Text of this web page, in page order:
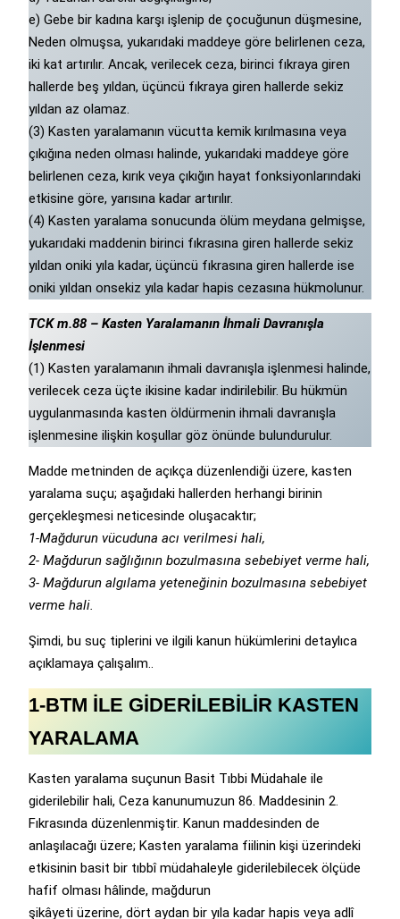
e) Gebe bir kadına karşı işlenip de çocuğunun düşmesine,
Neden olmuşsa, yukarıdaki maddeye göre belirlenen ceza,
iki kat artırılır. Ancak, verilecek ceza, birinci fıkraya giren
hallerde beş yıldan, üçüncü fıkraya giren hallerde sekiz
yıldan az olamaz.
(3) Kasten yaralamanın vücutta kemik kırılmasına veya
çıkığına neden olması halinde, yukarıdaki maddeye göre
belirlenen ceza, kırık veya çıkığın hayat fonksiyonlarındaki
etkisine göre, yarısına kadar artırılır.
(4) Kasten yaralama sonucunda ölüm meydana gelmişse,
yukarıdaki maddenin birinci fıkrasına giren hallerde sekiz
yıldan oniki yıla kadar, üçüncü fıkrasına giren hallerde ise
oniki yıldan onsekiz yıla kadar hapis cezasına hükmolunur.
TCK m.88 – Kasten Yaralamanın İhmali Davranışla
İşlenmesi
(1) Kasten yaralamanın ihmali davranışla işlenmesi halinde,
verilecek ceza üçte ikisine kadar indirilebilir. Bu hükmün
uygulanmasında kasten öldürmenin ihmali davranışla
işlenmesine ilişkin koşullar göz önünde bulundurulur.
Madde metninden de açıkça düzenlendiği üzere, kasten
yaralama suçu; aşağıdaki hallerden herhangi birinin
gerçekleşmesi neticesinde oluşacaktır;
1-Mağdurun vücuduna acı verilmesi hali,
2- Mağdurun sağlığının bozulmasına sebebiyet verme hali,
3- Mağdurun algılama yeteneğinin bozulmasına sebebiyet
verme hali.
Şimdi, bu suç tiplerini ve ilgili kanun hükümlerini detaylıca
açıklamaya çalışalım..
1-BTM İLE GİDERİLEBİLİR KASTEN
YARALAMA
Kasten yaralama suçunun Basit Tıbbi Müdahale ile
giderilebilir hali, Ceza kanunumuzun 86. Maddesinin 2.
Fıkrasında düzenlenmiştir. Kanun maddesinden de
anlaşılacağı üzere; Kasten yaralama fiilinin kişi üzerindeki
etkisinin basit bir tıbbî müdahaleyle giderilebilecek ölçüde
hafif olması hâlinde, mağdurun
şikâyeti üzerine, dört aydan bir yıla kadar hapis veya adlî